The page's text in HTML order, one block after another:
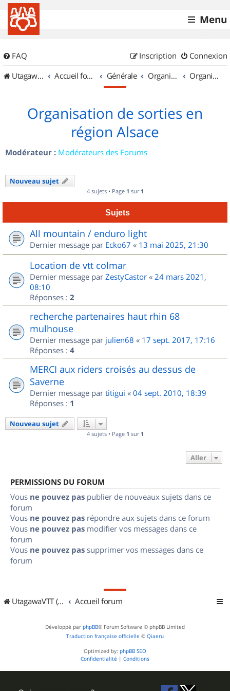
Menu
FAQ Connexion
Inscription
UtagawaVTT (Randos VTT et VTTAE avec traces GPS)
Accueil forum Générale Organisation de sorties & Recherche de partenaires Organisation de sorties en région Alsace
Organisation de sorties en
région Alsace
Modérateur : Modérateurs des Forums
Nouveau sujet
4 sujets • Page 1 sur 1
Sujets
All mountain / enduro light
Dernier message par Ecko67 « 13 mai 2025, 21:30
Location de vtt colmar
Dernier message par ZestyCastor « 24 mars 2021,
08:10
Réponses : 2
recherche partenaires haut rhin 68
mulhouse
Dernier message par julien68 « 17 sept. 2017, 17:16
Réponses : 4
MERCI aux riders croisés au dessus de
Saverne
Dernier message par titigui « 04 sept. 2010, 18:39
Réponses : 1
Nouveau sujet
4 sujets • Page 1 sur 1
Aller
PERMISSIONS DU FORUM
Vous ne pouvez pas publier de nouveaux sujets dans ce
forum
Vous ne pouvez pas répondre aux sujets dans ce forum
Vous ne pouvez pas modifier vos messages dans ce
forum
Vous ne pouvez pas supprimer vos messages dans ce
forum
UtagawaVTT (Randos VTT et VTTAE avec traces GPS) Accueil forum
Développé par phpBB® Forum Software © phpBB Limited
Traduction française officielle © Qiaeru
Optimized by: phpBB SEO
Confidentialité | Conditions